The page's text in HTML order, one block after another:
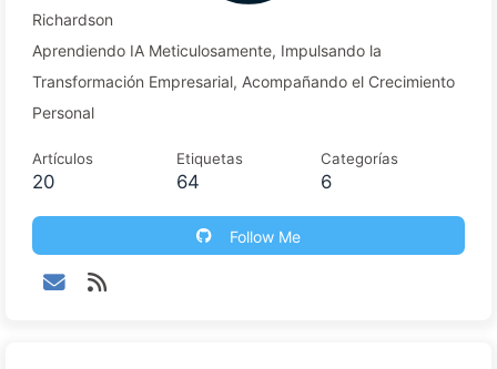
Richardson
Aprendiendo IA Meticulosamente, Impulsando la
Transformación Empresarial, Acompañando el Crecimiento
Personal
Artículos
20
Etiquetas
64
Categorías
6
Follow Me